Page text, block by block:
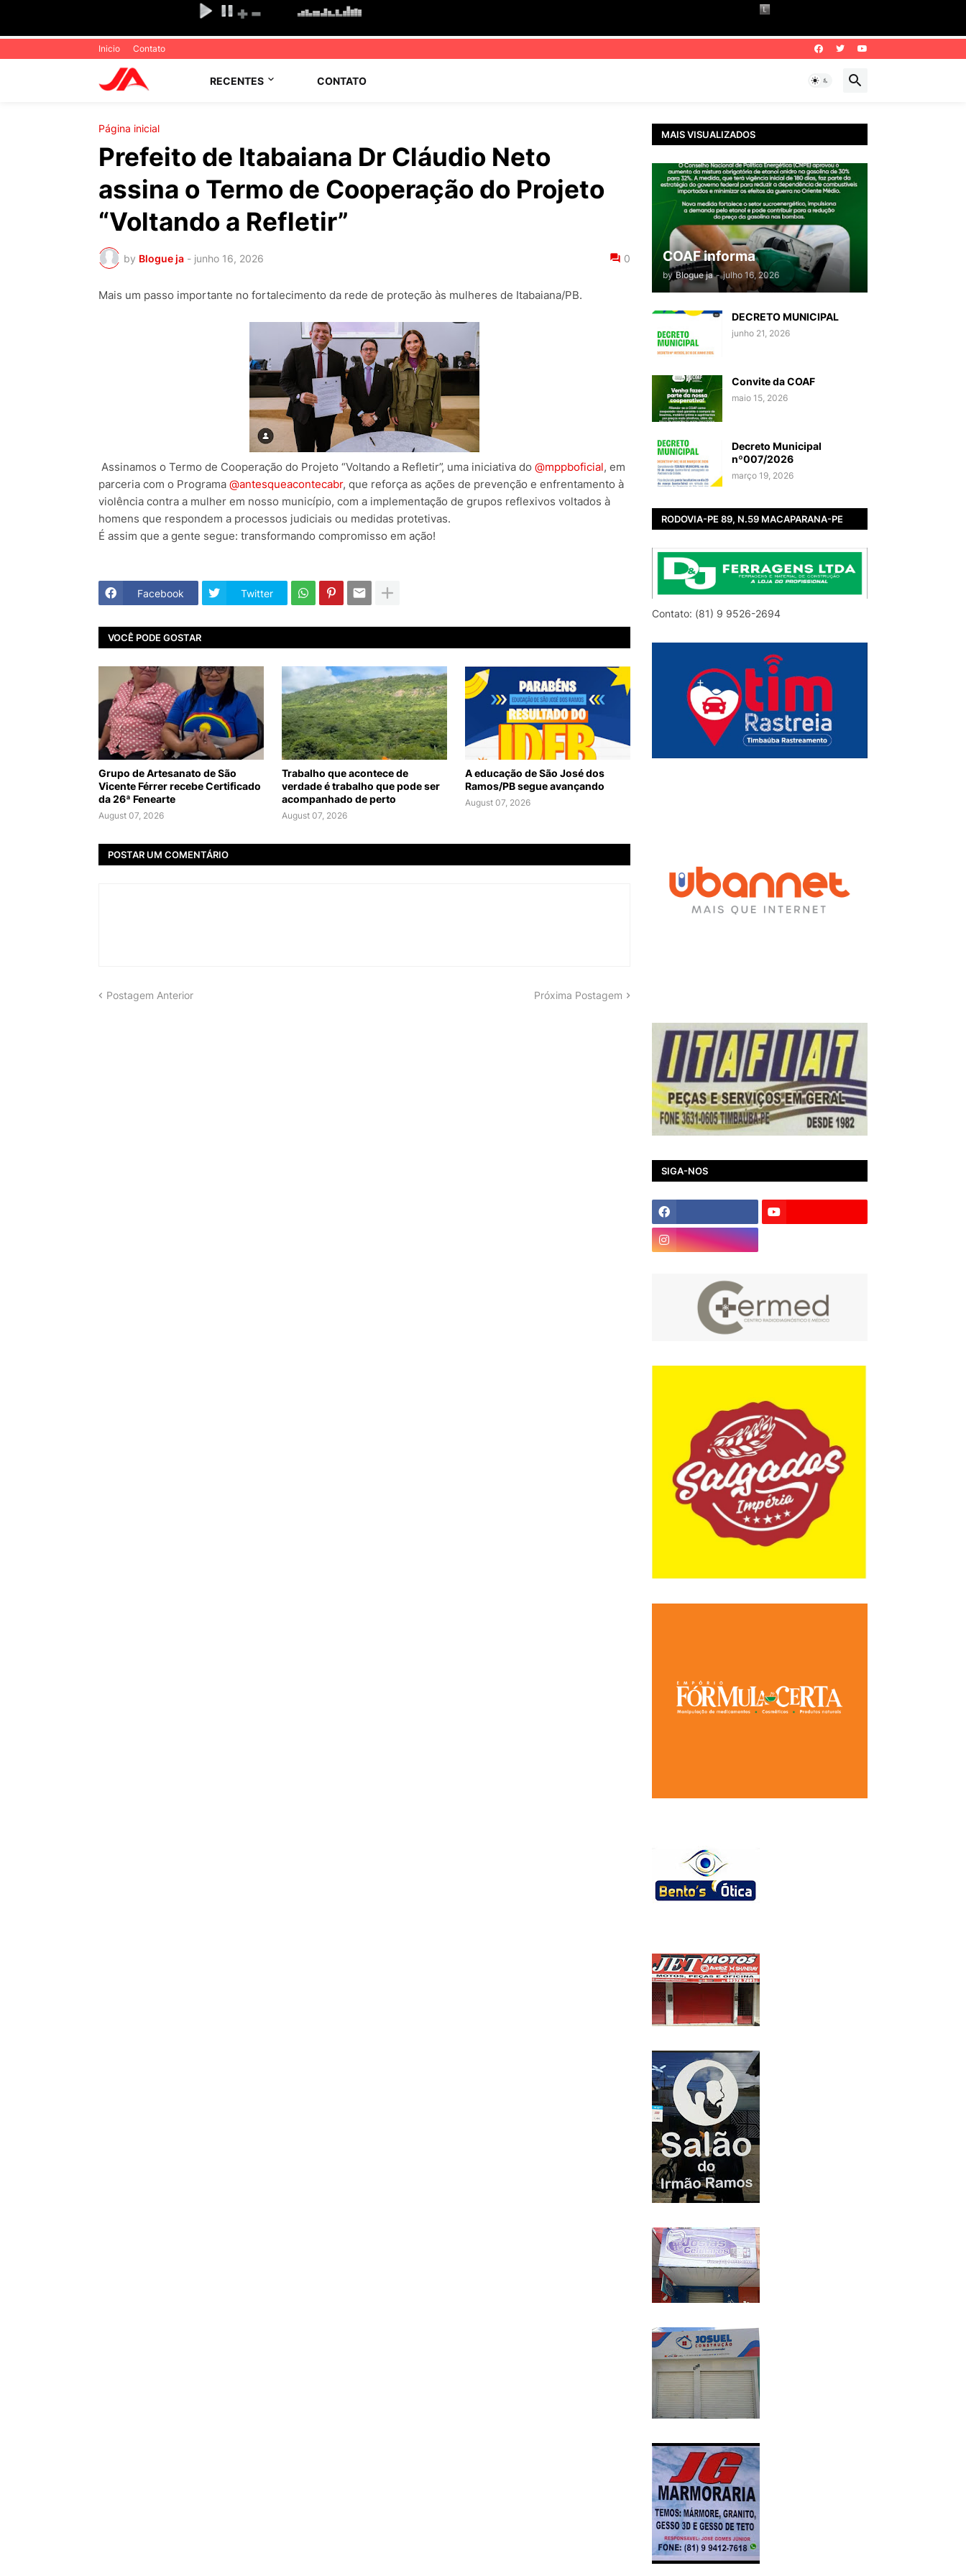
Inicio Contato
RECENTES CONTATO
Página inicial
Prefeito de Itabaiana Dr Cláudio Neto
assina o Termo de Cooperação do Projeto
“Voltando a Refletir”
by Blogue ja - junho 16, 2026 0
Mais um passo importante no fortalecimento da rede de proteção às mulheres de Itabaiana/PB.
Assinamos o Termo de Cooperação do Projeto “Voltando a Refletir”, uma iniciativa do @mppboficial, em
parceria com o Programa @antesqueacontecabr, que reforça as ações de prevenção e enfrentamento à
violência contra a mulher em nosso município, com a implementação de grupos reflexivos voltados à
homens que respondem a processos judiciais ou medidas protetivas.
É assim que a gente segue: transformando compromisso em ação!
Facebook Twitter
VOCÊ PODE GOSTAR
Grupo de Artesanato de São
Vicente Férrer recebe Certificado
da 26ª Fenearte
August 07, 2026
Trabalho que acontece de
verdade é trabalho que pode ser
acompanhado de perto
August 07, 2026
A educação de São José dos
Ramos/PB segue avançando
August 07, 2026
POSTAR UM COMENTÁRIO
Postagem Anterior Próxima Postagem
MAIS VISUALIZADOS
COAF informa
by Blogue ja - julho 16, 2026
DECRETO MUNICIPAL
junho 21, 2026
Convite da COAF
maio 15, 2026
Decreto Municipal
nº007/2026
março 19, 2026
RODOVIA-PE 89, N.59 MACAPARANA-PE
Contato: (81) 9 9526-2694
SIGA-NOS